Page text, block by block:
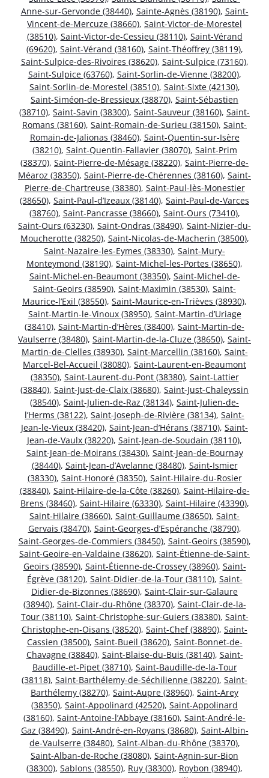
Anne-sur-Gervonde (38440), Sainte-Agnès (38190), Saint-
Vincent-de-Mercuze (38660), Saint-Victor-de-Morestel
(38510), Saint-Victor-de-Cessieu (38110), Saint-Vérand
(69620), Saint-Vérand (38160), Saint-Théoffrey (38119),
Saint-Sulpice-des-Rivoires (38620), Saint-Sulpice (73160),
Saint-Sulpice (63760), Saint-Sorlin-de-Vienne (38200),
Saint-Sorlin-de-Morestel (38510), Saint-Sixte (42130),
Saint-Siméon-de-Bressieux (38870), Saint-Sébastien
(38710), Saint-Savin (38300), Saint-Sauveur (38160), Saint-
Romans (38160), Saint-Romain-de-Surieu (38150), Saint-
Romain-de-Jalionas (38460), Saint-Quentin-sur-Isère
(38210), Saint-Quentin-Fallavier (38070), Saint-Prim
(38370), Saint-Pierre-de-Mésage (38220), Saint-Pierre-de-
Méaroz (38350), Saint-Pierre-de-Chérennes (38160), Saint-
Pierre-de-Chartreuse (38380), Saint-Paul-lès-Monestier
(38650), Saint-Paul-d’Izeaux (38140), Saint-Paul-de-Varces
(38760), Saint-Pancrasse (38660), Saint-Ours (73410),
Saint-Ours (63230), Saint-Ondras (38490), Saint-Nizier-du-
Moucherotte (38250), Saint-Nicolas-de-Macherin (38500),
Saint-Nazaire-les-Eymes (38330), Saint-Mury-
Monteymond (38190), Saint-Michel-les-Portes (38650),
Saint-Michel-en-Beaumont (38350), Saint-Michel-de-
Saint-Geoirs (38590), Saint-Maximin (38530), Saint-
Maurice-l’Exil (38550), Saint-Maurice-en-Trièves (38930),
Saint-Martin-le-Vinoux (38950), Saint-Martin-d’Uriage
(38410), Saint-Martin-d’Hères (38400), Saint-Martin-de-
Vaulserre (38480), Saint-Martin-de-la-Cluze (38650), Saint-
Martin-de-Clelles (38930), Saint-Marcellin (38160), Saint-
Marcel-Bel-Accueil (38080), Saint-Laurent-en-Beaumont
(38350), Saint-Laurent-du-Pont (38380), Saint-Lattier
(38840), Saint-Just-de-Claix (38680), Saint-Just-Chaleyssin
(38540), Saint-Julien-de-Raz (38134), Saint-Julien-de-
l’Herms (38122), Saint-Joseph-de-Rivière (38134), Saint-
Jean-le-Vieux (38420), Saint-Jean-d’Hérans (38710), Saint-
Jean-de-Vaulx (38220), Saint-Jean-de-Soudain (38110),
Saint-Jean-de-Moirans (38430), Saint-Jean-de-Bournay
(38440), Saint-Jean-d’Avelanne (38480), Saint-Ismier
(38330), Saint-Honoré (38350), Saint-Hilaire-du-Rosier
(38840), Saint-Hilaire-de-la-Côte (38260), Saint-Hilaire-de-
Brens (38460), Saint-Hilaire (63330), Saint-Hilaire (43390),
Saint-Hilaire (38660), Saint-Guillaume (38650), Saint-
Gervais (38470), Saint-Georges-d’Espéranche (38790),
Saint-Georges-de-Commiers (38450), Saint-Geoirs (38590),
Saint-Geoire-en-Valdaine (38620), Saint-Étienne-de-Saint-
Geoirs (38590), Saint-Étienne-de-Crossey (38960), Saint-
Égrève (38120), Saint-Didier-de-la-Tour (38110), Saint-
Didier-de-Bizonnes (38690), Saint-Clair-sur-Galaure
(38940), Saint-Clair-du-Rhône (38370), Saint-Clair-de-la-
Tour (38110), Saint-Christophe-sur-Guiers (38380), Saint-
Christophe-en-Oisans (38520), Saint-Chef (38890), Saint-
Cassien (38500), Saint-Bueil (38620), Saint-Bonnet-de-
Chavagne (38840), Saint-Blaise-du-Buis (38140), Saint-
Baudille-et-Pipet (38710), Saint-Baudille-de-la-Tour
(38118), Saint-Barthélemy-de-Séchilienne (38220), Saint-
Barthélemy (38270), Saint-Aupre (38960), Saint-Arey
(38350), Saint-Appolinard (42520), Saint-Appolinard
(38160), Saint-Antoine-l’Abbaye (38160), Saint-André-le-
Gaz (38490), Saint-André-en-Royans (38680), Saint-Albin-
de-Vaulserre (38480), Saint-Alban-du-Rhône (38370),
Saint-Alban-de-Roche (38080), Saint-Agnin-sur-Bion
(38300), Sablons (38550), Ruy (38300), Roybon (38940),